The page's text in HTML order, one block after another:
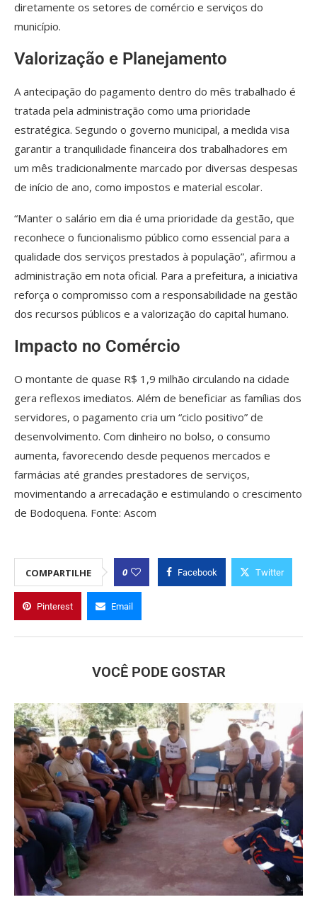
diretamente os setores de comércio e serviços do
município.
Valorização e Planejamento
A antecipação do pagamento dentro do mês trabalhado é
tratada pela administração como uma prioridade
estratégica. Segundo o governo municipal, a medida visa
garantir a tranquilidade financeira dos trabalhadores em
um mês tradicionalmente marcado por diversas despesas
de início de ano, como impostos e material escolar.
“Manter o salário em dia é uma prioridade da gestão, que
reconhece o funcionalismo público como essencial para a
qualidade dos serviços prestados à população”, afirmou a
administração em nota oficial. Para a prefeitura, a iniciativa
reforça o compromisso com a responsabilidade na gestão
dos recursos públicos e a valorização do capital humano.
Impacto no Comércio
O montante de quase R$ 1,9 milhão circulando na cidade
gera reflexos imediatos. Além de beneficiar as famílias dos
servidores, o pagamento cria um “ciclo positivo” de
desenvolvimento. Com dinheiro no bolso, o consumo
aumenta, favorecendo desde pequenos mercados e
farmácias até grandes prestadores de serviços,
movimentando a arrecadação e estimulando o crescimento
de Bodoquena. Fonte: Ascom
COMPARTILHE 0 Facebook Twitter
Pinterest Email
VOCÊ PODE GOSTAR